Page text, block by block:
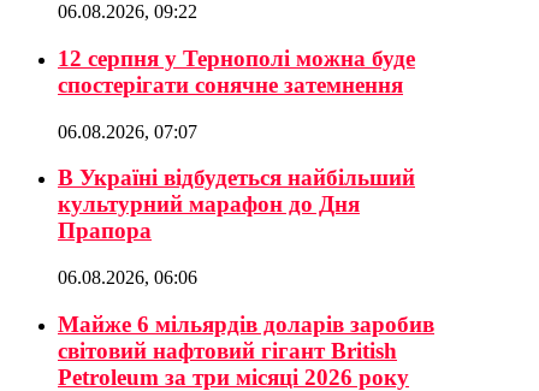
06.08.2026, 09:22
12 серпня у Тернополі можна буде
спостерігати сонячне затемнення
06.08.2026, 07:07
В Україні відбудеться найбільший
культурний марафон до Дня
Прапора
06.08.2026, 06:06
Майже 6 мільярдів доларів заробив
світовий нафтовий гігант British
Petroleum за три місяці 2026 року